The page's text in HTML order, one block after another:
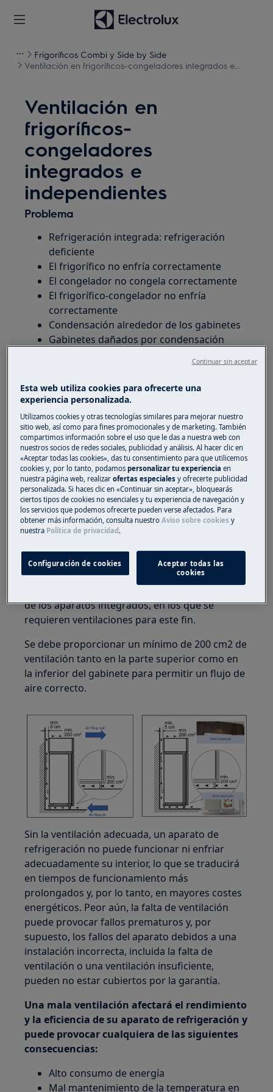
Frigoríficos Combi y Side by Side
Ventilación en frigoríficos-congeladores integrados e
Ventilación en
frigoríficos-
congeladores
integrados e
independientes
Problema
Refrigeración integrada: refrigeración
deficiente
El frigorífico no enfría correctamente
El congelador no congela correctamente
El frigorífico-congelador no enfría
correctamente
Condensación alrededor de los gabinetes
Gabinetes dañados por condensación
compresor funciona durante largos
períodos de tiempo.
Se aplica a
Frigorífico integrado
Congelador integrado
Frigorífico-congelador integrado
Solución
Ventilación para frigoríficos congeladores
integrados
Todos los aparatos de refrigeración necesitan
ventilación para garantizar su correcto
de los aparatos integrados, en los que se
requieren ventilaciones para este fin.
Se debe proporcionar un mínimo de 200 cm2 de
ventilación tanto en la parte superior como en
la inferior del gabinete para permitir un flujo de
aire correcto.
Sin la ventilación adecuada, un aparato de
refrigeración no puede funcionar ni enfriar
adecuadamente su interior, lo que se traducirá
en tiempos de funcionamiento más
prolongados y, por lo tanto, en mayores costes
energéticos. Peor aún, la falta de ventilación
puede provocar fallos prematuros y, por
supuesto, los fallos del aparato debidos a una
instalación incorrecta, incluida la falta de
ventilación o una ventilación insuficiente,
pueden no estar cubiertos por la garantía.
Una mala ventilación afectará el rendimiento
y la eficiencia de su aparato de refrigeración y
puede provocar cualquiera de las siguientes
consecuencias:
Alto consumo de energía
Mal mantenimiento de la temperatura en
Esta web utiliza cookies para ofrecerte una
experiencia personalizada.
Utilizamos cookies y otras tecnologías similares para mejorar nuestro
sitio web, así como para fines promocionales y de marketing. También
compartimos información sobre el uso que le das a nuestra web con
nuestros socios de redes sociales, publicidad y análisis. Al hacer clic en
«Aceptar todas las cookies», das tu consentimiento para que utilicemos
cookies y, por lo tanto, podamospersonalizar tu experienciaen
nuestra página web, realizarofertas especiales y ofrecerte publicidad
personalizada. Si haces clic en «Continuar sin aceptar», bloquearás
ciertos tipos de cookies no esenciales y tu experiencia de navegación y
los servicios que podemos ofrecerte pueden verse afectados. Para
obtener más información, consulta nuestroAviso sobre cookies y
nuestra Política de privacidad .
Configuración de cookies
Aceptar todas las
cookies
Continuar sin aceptar